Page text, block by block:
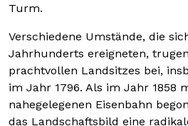
Turm.
Verschiedene Umstände, die
Jahrhunderts ereigneten,
prachtvollen Landsitzes bei,
im Jahr 1796. Als im Jahr 1858
nahegelegenen Eisenbahn
das Landschaftsbild eine